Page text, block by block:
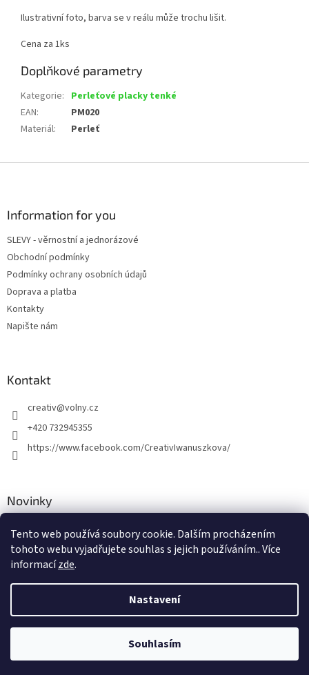
Tento web používá soubory cookie. Dalším procházením
tohoto webu vyjadřujete souhlas s jejich používáním.. Více
informacízde.
Nastavení
Souhlasím
Ilustrativní foto, barva se v reálu může trochu lišit.
Cena za 1ks
Doplňkové parametry
Kategorie: Perleťové placky tenké
EAN:
PM020
Materiál: Perleť
Information for you
SLEVY - věrnostní a jednorázové
Obchodní podmínky
Podmínky ochrany osobních údajů
Doprava a platba
Kontakty
Napište nám
Kontakt
creativ@volny.cz
+420 732945355
https://www.facebook.com/CreativIwanuszkova/
Novinky
30.8.2018
Vytvořil Shoptet
Creativ. Všechna práva vyhrazena.